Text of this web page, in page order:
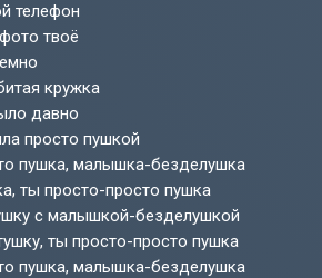
телефон
твоё
кружка
давно
просто пушкой
пушка, малышка-безделушка
ты просто-просто пушка
с малышкой-безделушкой
ты просто-просто пушка
пушка, малышка-безделушка